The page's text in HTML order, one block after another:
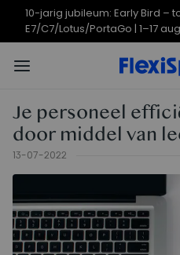
10-jarig jubileum: Early Bird –
E7/C7/Lotus/PortaGo | 1–17
Je personeel
door middel van
13-07-2022